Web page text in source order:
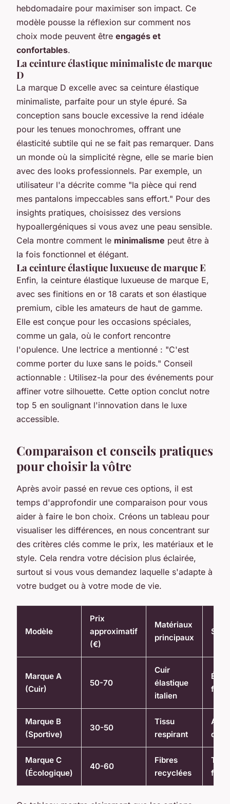
hebdomadaire pour maximiser son impact. Ce
modèle pousse la réflexion sur comment nos
choix mode peuvent être engagés et
confortables.
La ceinture élastique minimaliste de marque
D
La marque D excelle avec sa ceinture élastique
minimaliste, parfaite pour un style épuré. Sa
conception sans boucle excessive la rend idéale
pour les tenues monochromes, offrant une
élasticité subtile qui ne se fait pas remarquer. Dans
un monde où la simplicité règne, elle se marie bien
avec des looks professionnels. Par exemple, un
utilisateur l'a décrite comme "la pièce qui rend
mes pantalons impeccables sans effort." Pour des
insights pratiques, choisissez des versions
hypoallergéniques si vous avez une peau sensible.
Cela montre comment le minimalisme peut être à
la fois fonctionnel et élégant.
La ceinture élastique luxueuse de marque E
Enfin, la ceinture élastique luxueuse de marque E,
avec ses finitions en or 18 carats et son élastique
premium, cible les amateurs de haut de gamme.
Elle est conçue pour les occasions spéciales,
comme un gala, où le confort rencontre
l'opulence. Une lectrice a mentionné : "C'est
comme porter du luxe sans le poids." Conseil
actionnable : Utilisez-la pour des événements pour
affiner votre silhouette. Cette option conclut notre
top 5 en soulignant l'innovation dans le luxe
accessible.
Comparaison et conseils pratiques
pour choisir la vôtre
Après avoir passé en revue ces options, il est
temps d'approfondir une comparaison pour vous
aider à faire le bon choix. Créons un tableau pour
visualiser les différences, en nous concentrant sur
des critères clés comme le prix, les matériaux et le
style. Cela rendra votre décision plus éclairée,
surtout si vous vous demandez laquelle s'adapte à
votre budget ou à votre mode de vie.
Modèle
Prix
approximatif
(€)
Matériaux
principaux
Marque A
(Cuir)
50-70
Cuir
élastique
italien
Marque B
(Sportive)
30-50
Tissu
respirant
Marque C
(Écologique)
40-60
Fibres
recyclées